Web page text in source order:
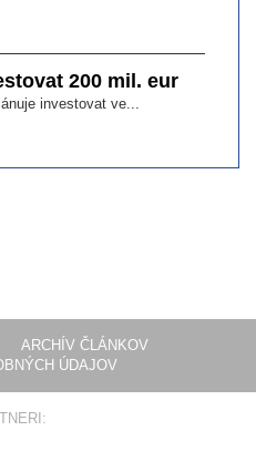
200 mil. eur
investovat ve...
ARCHÍV ČLÁNKOV
ÚDAJOV